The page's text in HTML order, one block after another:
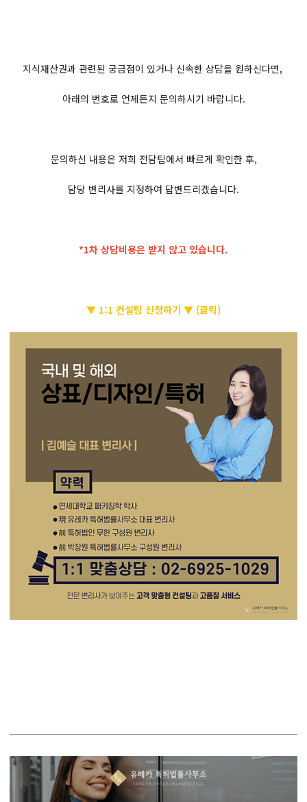
지식재산권과 관련된 궁금점이 있거나 신속한 상담을 원하신다면,
아래의 번호로 언제든지 문의하시기 바랍니다.
문의하신 내용은 저희 전담팀에서 빠르게 확인한 후,
담당 변리사를 지정하여 답변드리겠습니다.
*1차 상담비용은 받지 않고 있습니다.
▼ 1:1 컨설팅 신청하기 ▼ (클릭)